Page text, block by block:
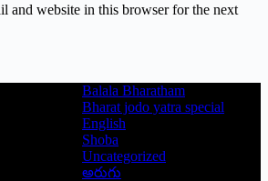
and website in this browser for the next
Balala Bharatham
Bharat jodo yatra special
English
Shoba
Uncategorized
అరుగు